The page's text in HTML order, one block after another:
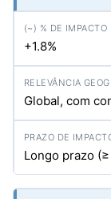
+1.8%
Global, com
Longo prazo